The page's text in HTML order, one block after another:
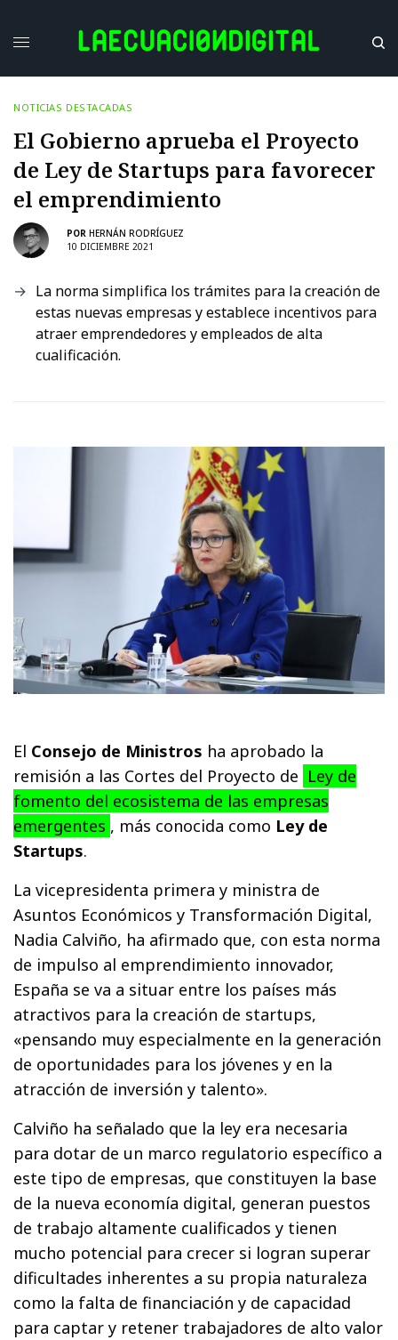
NOTICIAS DESTACADAS
El Gobierno aprueba el Proyecto
de Ley de Startups para favorecer
el emprendimiento
POR HERNÁN RODRÍGUEZ
10 DICIEMBRE 2021
La norma simplifica los trámites para la creación de
estas nuevas empresas y establece incentivos para
atraer emprendedores y empleados de alta
cualificación.
El Consejo de Ministros ha aprobado la
remisión a las Cortes del Proyecto de Ley de
fomento del ecosistema de las empresas
emergentes , más conocida como Ley de
Startups.
La vicepresidenta primera y ministra de
Asuntos Económicos y Transformación Digital,
Nadia Calviño, ha afirmado que, con esta norma
de impulso al emprendimiento innovador,
España se va a situar entre los países más
atractivos para la creación de startups,
«pensando muy especialmente en la generación
de oportunidades para los jóvenes y en la
atracción de inversión y talento».
Calviño ha señalado que la ley era necesaria
para dotar de un marco regulatorio específico a
este tipo de empresas, que constituyen la base
de la nueva economía digital, generan puestos
de trabajo altamente cualificados y tienen
mucho potencial para crecer si logran superar
dificultades inherentes a su propia naturaleza
como la falta de financiación y de capacidad
para captar y retener trabajadores de alto valor